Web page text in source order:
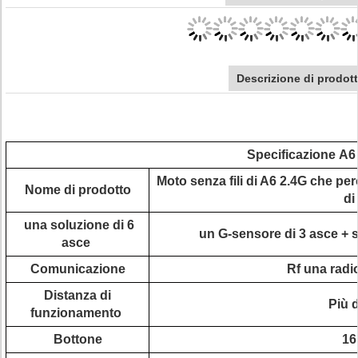
Descrizione di
Specificazione A6
Nome di prodotto
Moto senza fili di A6 2.4G che
di
una soluzione di 6
asce
un G-sensore di 3 asce +
Comunicazione
Rf una
Distanza di
funzionamento
Più
Bottone